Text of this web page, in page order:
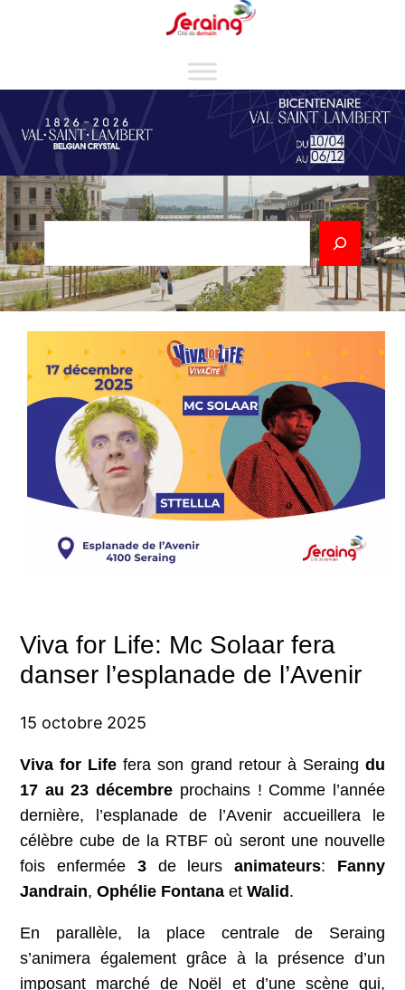
Rechercher
Viva for Life: Mc Solaar fera
danser l’esplanade de l’Avenir
15 octobre 2025
Viva for Life fera son grand retour à Seraingdu
17 au 23 décembre prochains ! Comme l’année
dernière, l’esplanade de l’Avenir accueillera le
célèbre cube de la RTBF où seront une nouvelle
fois enfermée 3de leursanimateurs: Fanny
Jandrain, Ophélie Fontana et Walid .
En parallèle, la place centrale de Seraing
s’animera également grâce à la présence d’un
imposant marché de Noël et d’une scène qui,
Cookies management panel